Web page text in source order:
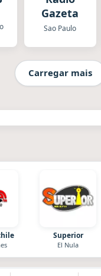
Gazeta
Sao Paulo
Carregar mais
Superior
El Nula